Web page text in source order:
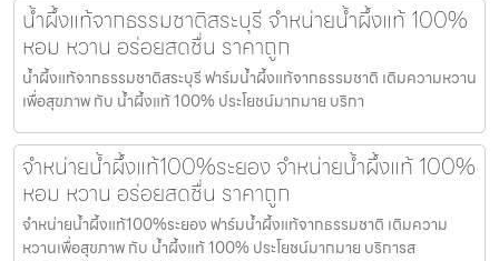
น้ำผึ้งแท้จากธรรมชาติสระบุรี จำหน่ายน้ำผึ้งแท้ 100%
หอม หวาน อร่อยสดชื่น ราคาถูก
น้ำผึ้งแท้จากธรรมชาติสระบุรี ฟาร์มน้ำผึ้งแท้จากธรรมชาติ เติมความหวาน
เพื่อสุขภาพ กับ น้ำผึ้งแท้ 100% ประโยชน์มากมาย บริกา
จำหน่ายน้ำผึ้งแท้100%ระยอง จำหน่ายน้ำผึ้งแท้ 100%
หอม หวาน อร่อยสดชื่น ราคาถูก
จำหน่ายน้ำผึ้งแท้100%ระยอง ฟาร์มน้ำผึ้งแท้จากธรรมชาติ เติมความ
หวานเพื่อสุขภาพ กับ น้ำผึ้งแท้ 100% ประโยชน์มากมาย บริการส